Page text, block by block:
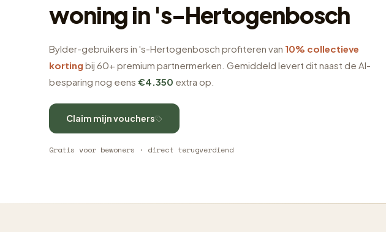
woning in 's-Hertogenbosch
Bylder-gebruikers in 's-Hertogenbosch profiteren van 10% collectieve
korting bij 60+ premium partnermerken. Gemiddeld levert dit naast de AI-
besparing nog eens €4.350 extra op.
Claim mijn vouchers
Gratis voor bewoners · direct terugverdiend